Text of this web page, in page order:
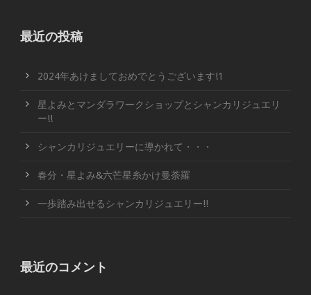
最近の投稿
2024年あけましておめでとうございます!1
星よみとマンダラワークショップとシャンカリジュエリ
ー!!
シャンカリジュエリーに導かれて・・・
春分・星よみ&六芒星糸かけ曼荼羅
一歩踏み出せるシャンカリジュエリー!!
最近のコメント